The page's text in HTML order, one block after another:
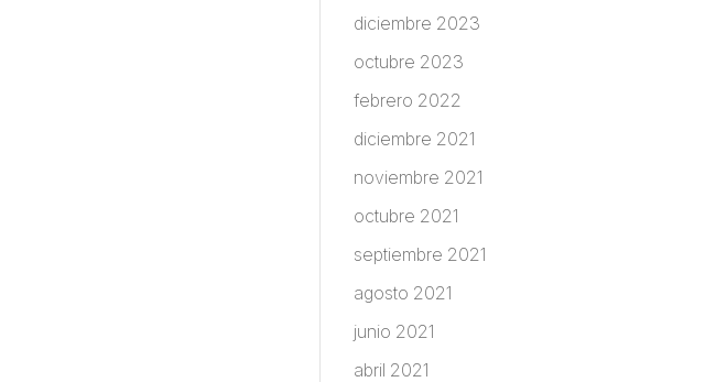
diciembre 2023
octubre 2023
febrero 2022
diciembre 2021
noviembre 2021
octubre 2021
septiembre 2021
agosto 2021
junio 2021
abril 2021